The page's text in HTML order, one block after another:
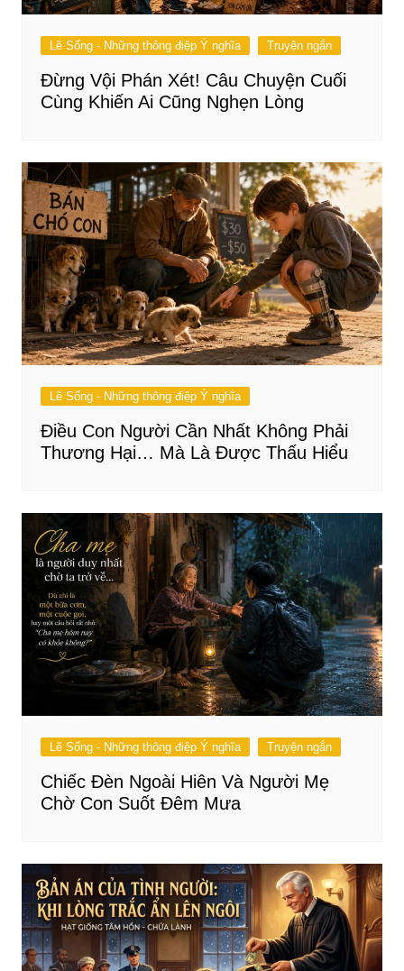
Lẽ Sống - Những thông điệp Ý nghĩa Truyện ngắn
Đừng Vội Phán Xét! Câu Chuyện Cuối
Cùng Khiến Ai Cũng Nghẹn Lòng
Lẽ Sống - Những thông điệp Ý nghĩa
Điều Con Người Cần Nhất Không Phải
Thương Hại… Mà Là Được Thấu Hiểu
Lẽ Sống - Những thông điệp Ý nghĩa Truyện ngắn
Chiếc Đèn Ngoài Hiên Và Người Mẹ
Chờ Con Suốt Đêm Mưa